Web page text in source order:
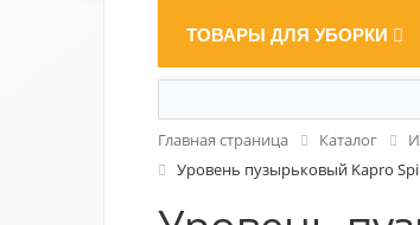
ТОВАРЫ ДЛЯ УБОРКИ
Главная страница Каталог
Уровень пузырьковый Kapro